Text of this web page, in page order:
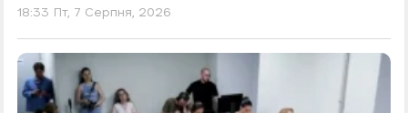
18:33 Пт, 7 Серпня, 2026